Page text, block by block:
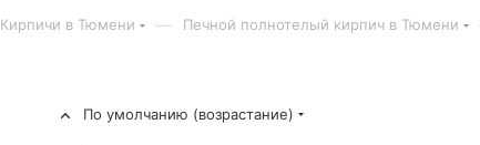
Кирпичи в Тюмени — Печной полнотелый кирпич в Тюмени
По умолчанию (возрастание)